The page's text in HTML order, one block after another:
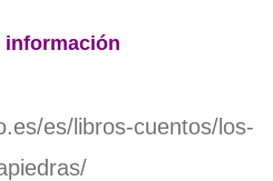
información
es/libros-cuentos/los-